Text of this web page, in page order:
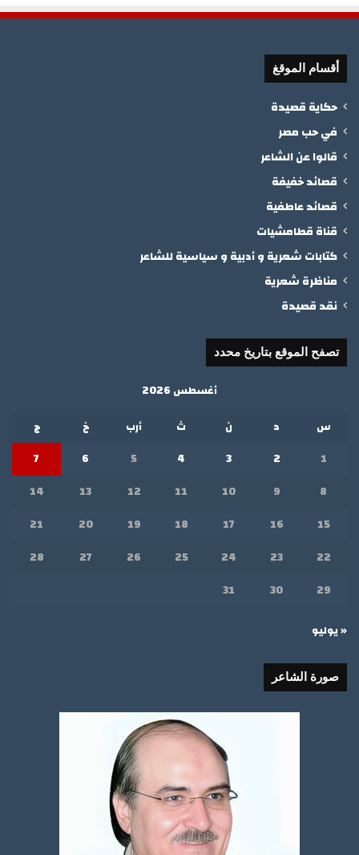
أقسام الموقغ
حكاية قصيدة
في حب مصر
قالوا عن الشاعر
قصائد خفيفة
قصائد عاطفية
قناة قطامشيات
كتابات شعرية و أدبية و سياسية للشاعر
مناظرة شعرية
نقد قصيدة
تصفح الموقع بتاريخ محدد
أغسطس 2026
س
د ن ث أرب خ
ج
1
2
3
4
5
6
7
8
9
10
11
12
13
14
15
16
17
18
19
20
21
22
23
24
25
26
27
28
29
30
31
« يوليو
صورة الشاعر